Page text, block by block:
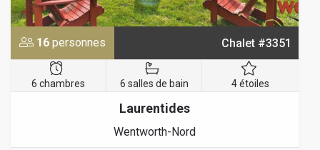
16 personnes Chalet #3351
6 chambres 6 salles de bain 4 étoiles
Laurentides
Wentworth-Nord